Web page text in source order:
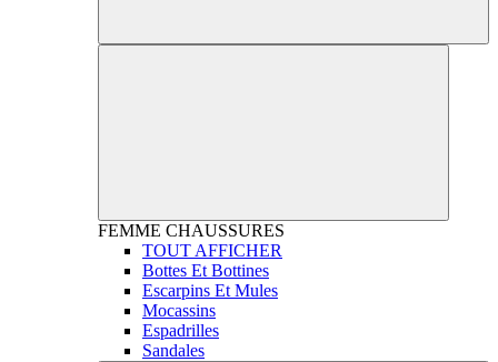
FEMME CHAUSSURES
TOUT AFFICHER
Bottes Et Bottines
Escarpins Et Mules
Mocassins
Espadrilles
Sandales